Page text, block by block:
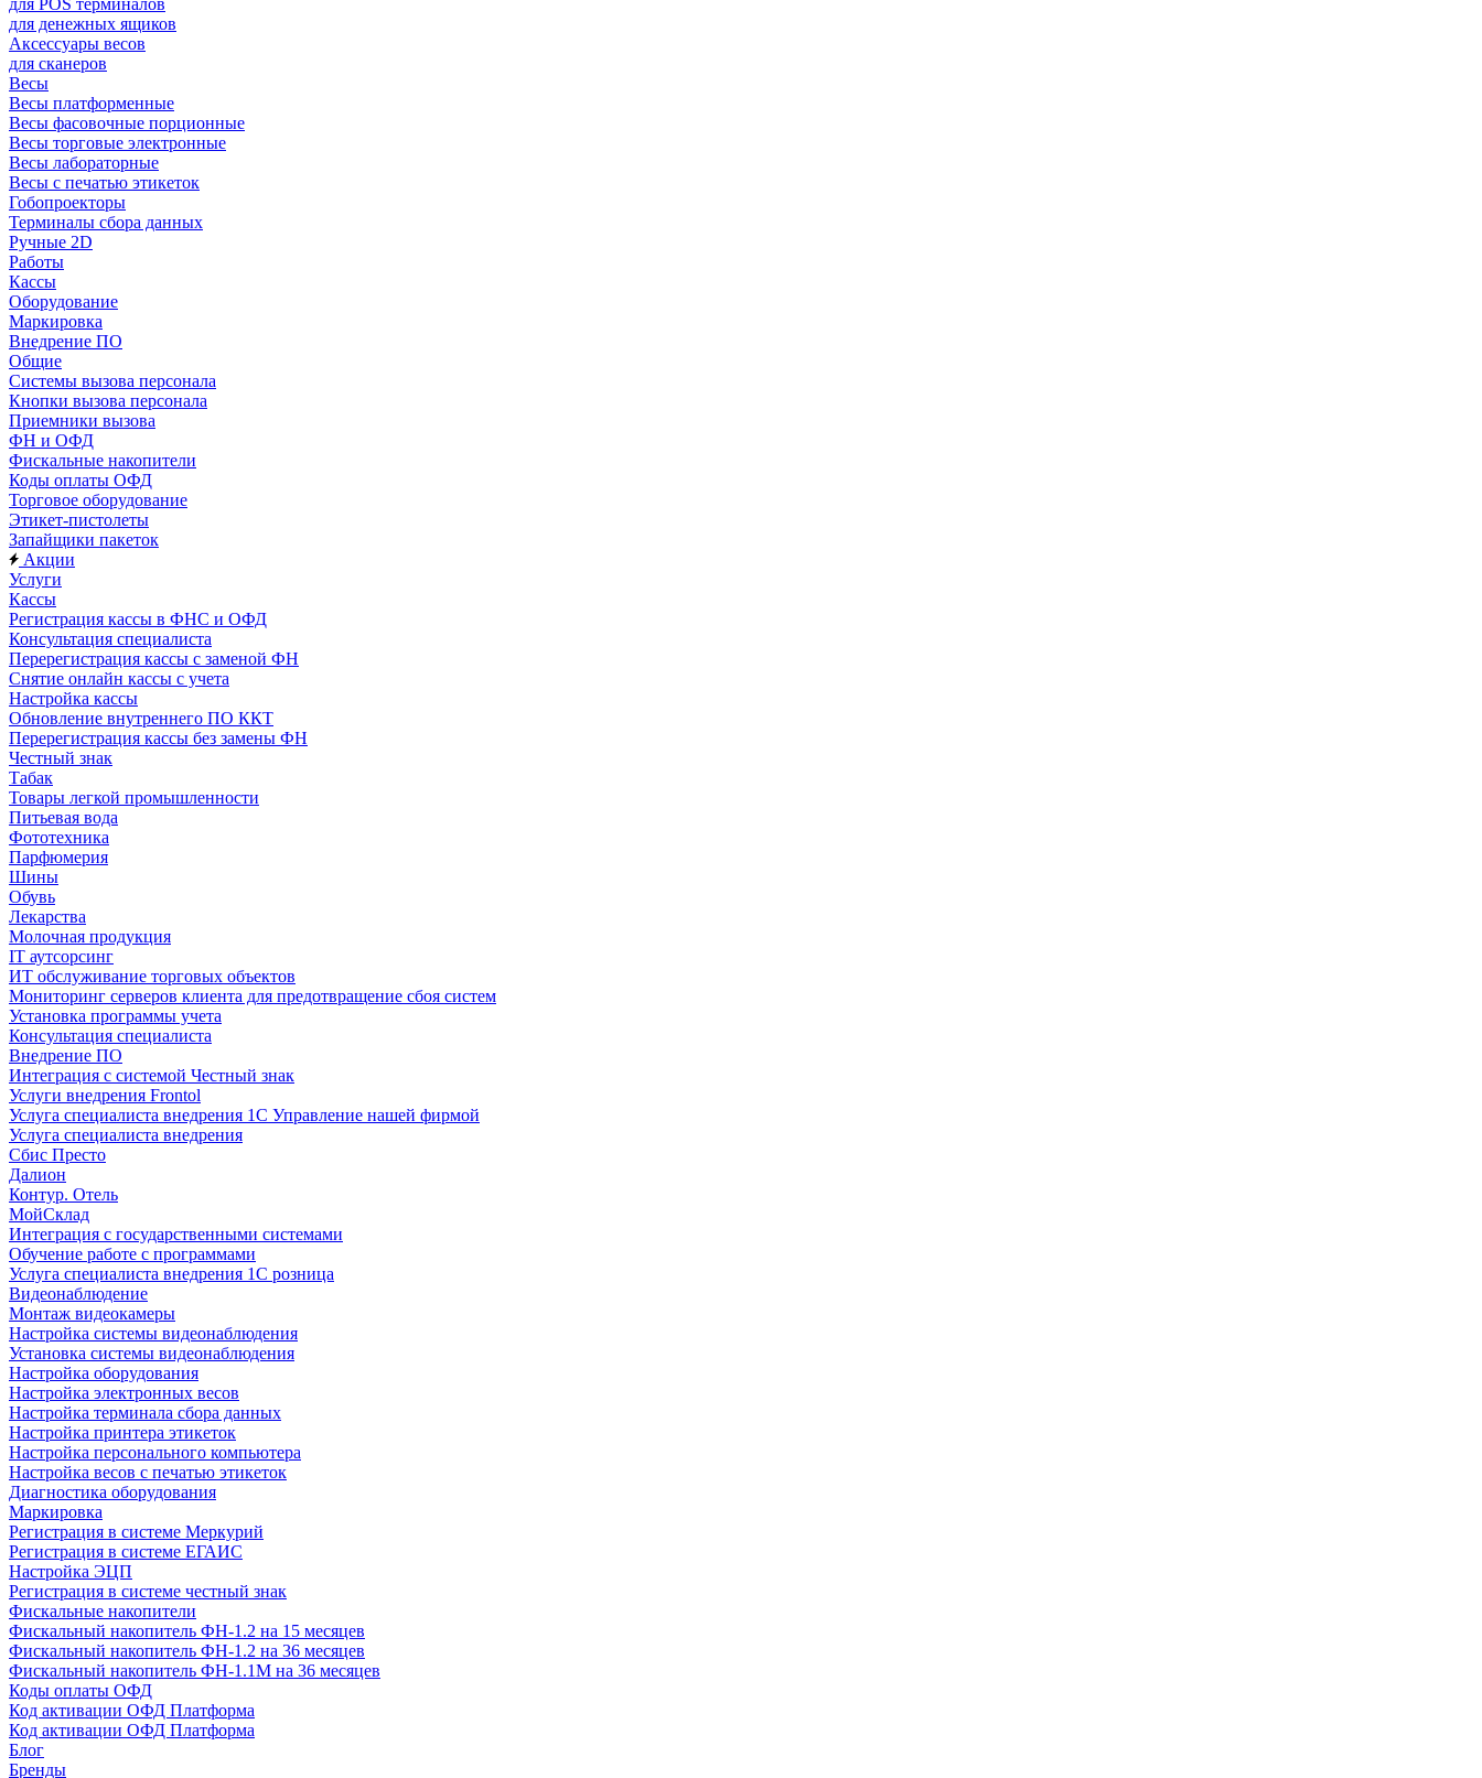
для POS терминалов
для денежных ящиков
Аксессуары весов
для сканеров
Весы
Весы платформенные
Весы фасовочные порционные
Весы торговые электронные
Весы лабораторные
Весы с печатью этикеток
Гобопроекторы
Терминалы сбора данных
Ручные 2D
Работы
Кассы
Оборудование
Маркировка
Внедрение ПО
Общие
Системы вызова персонала
Кнопки вызова персонала
Приемники вызова
ФН и ОФД
Фискальные накопители
Коды оплаты ОФД
Торговое оборудование
Этикет-пистолеты
Запайщики пакеток
Акции
Услуги
Кассы
Регистрация кассы в ФНС и ОФД
Консультация специалиста
Перерегистрация кассы с заменой ФН
Снятие онлайн кассы с учета
Настройка кассы
Обновление внутреннего ПО ККТ
Перерегистрация кассы без замены ФН
Честный знак
Табак
Товары легкой промышленности
Питьевая вода
Фототехника
Парфюмерия
Шины
Обувь
Лекарства
Молочная продукция
IT аутсорсинг
ИТ обслуживание торговых объектов
Мониторинг серверов клиента для предотвращение сбоя систем
Установка программы учета
Консультация специалиста
Внедрение ПО
Интеграция с системой Честный знак
Услуги внедрения Frontol
Услуга специалиста внедрения 1С Управление нашей фирмой
Услуга специалиста внедрения
Сбис Престо
Далион
Контур. Отель
МойСклад
Интеграция с государственными системами
Обучение работе с программами
Услуга специалиста внедрения 1С розница
Видеонаблюдение
Монтаж видеокамеры
Настройка системы видеонаблюдения
Установка системы видеонаблюдения
Настройка оборудования
Настройка электронных весов
Настройка терминала сбора данных
Настройка принтера этикеток
Настройка персонального компьютера
Настройка весов с печатью этикеток
Диагностика оборудования
Маркировка
Регистрация в системе Меркурий
Регистрация в системе ЕГАИС
Настройка ЭЦП
Регистрация в системе честный знак
Фискальные накопители
Фискальный накопитель ФН-1.2 на 15 месяцев
Фискальный накопитель ФН-1.2 на 36 месяцев
Фискальный накопитель ФН-1.1М на 36 месяцев
Коды оплаты ОФД
Код активации ОФД Платформа
Код активации ОФД Платформа
Блог
Бренды